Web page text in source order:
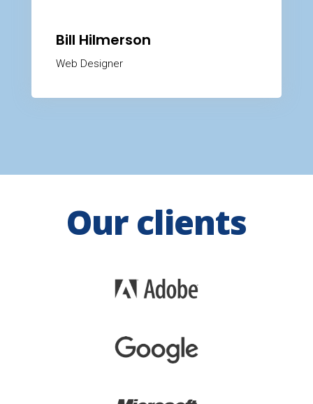
Bill Hilmerson
Web Designer
Our clients